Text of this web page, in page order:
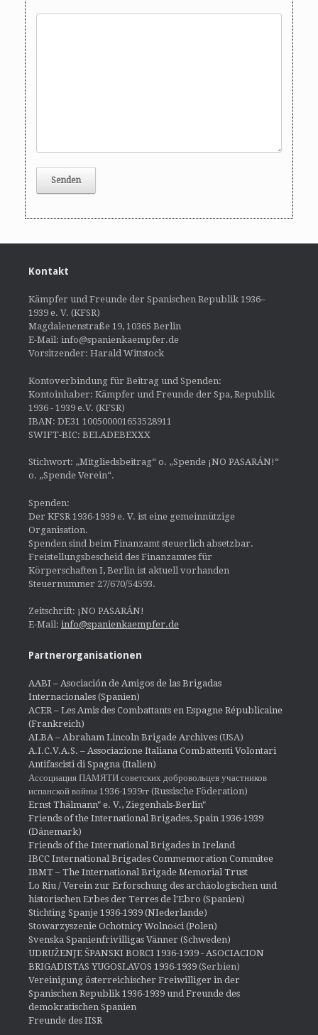
Kontakt
Kämpfer und Freunde der Spanischen Republik 1936–
1939 e. V. (KFSR)
Magdalenenstraße 19, 10365 Berlin
E-Mail: info@spanienkaempfer.de
Vorsitzender: Harald Wittstock
Kontoverbindung für Beitrag und Spenden:
Kontoinhaber: Kämpfer und Freunde der Spa, Republik
1936 - 1939 e.V. (KFSR)
IBAN: DE31 100500001653528911
SWIFT-BIC: BELADEBEXXX
Stichwort: „Mitgliedsbeitrag“ o. „Spende ¡NO PASARÁN!“
o. „Spende Verein“.
Spenden:
Der KFSR 1936-1939 e. V. ist eine gemeinnützige
Organisation.
Spenden sind beim Finanzamt steuerlich absetzbar.
Freistellungsbescheid des Finanzamtes für
Körperschaften I, Berlin ist aktuell vorhanden
Steuernummer 27/670/54593.
Zeitschrift: ¡NO PASARÁN!
E-Mail: info@spanienkaempfer.de
Partnerorganisationen
AABI – Asociación de Amigos de las Brigadas
Internacionales (Spanien)
ACER – Les Amis des Combattants en Espagne Républicaine
(Frankreich)
ALBA – Abraham Lincoln Brigade Archives (USA)
A.I.C.V.A.S. – Associazione Italiana Combattenti Volontari
Antifascisti di Spagna (Italien)
Ассоциация ПАМЯТИ советских добровольцев участников
испанской войны 1936-1939гг (Russische Föderation)
Ernst Thälmann" e. V., Ziegenhals-Berlin"
Friends of the International Brigades, Spain 1936-1939
(Dänemark)
Friends of the International Brigades in Ireland
IBCC International Brigades Commemoration Commitee
IBMT – The International Brigade Memorial Trust
Lo Riu / Verein zur Erforschung des archäologischen und
historischen Erbes der Terres de l'Ebro (Spanien)
Stichting Spanje 1936-1939 (NIederlande)
Stowarzyszenie Ochotnicy Wolności (Polen)
Svenska Spanienfrivilligas Vänner (Schweden)
UDRUŽENJE ŠPANSKI BORCI 1936-1939 - ASOCIACION
BRIGADISTAS YUGOSLAVOS 1936-1939 (Serbien)
Vereinigung österreichischer Freiwilliger in der
Spanischen Republik 1936-1939 und Freunde des
demokratischen Spanien
Freunde des IISR